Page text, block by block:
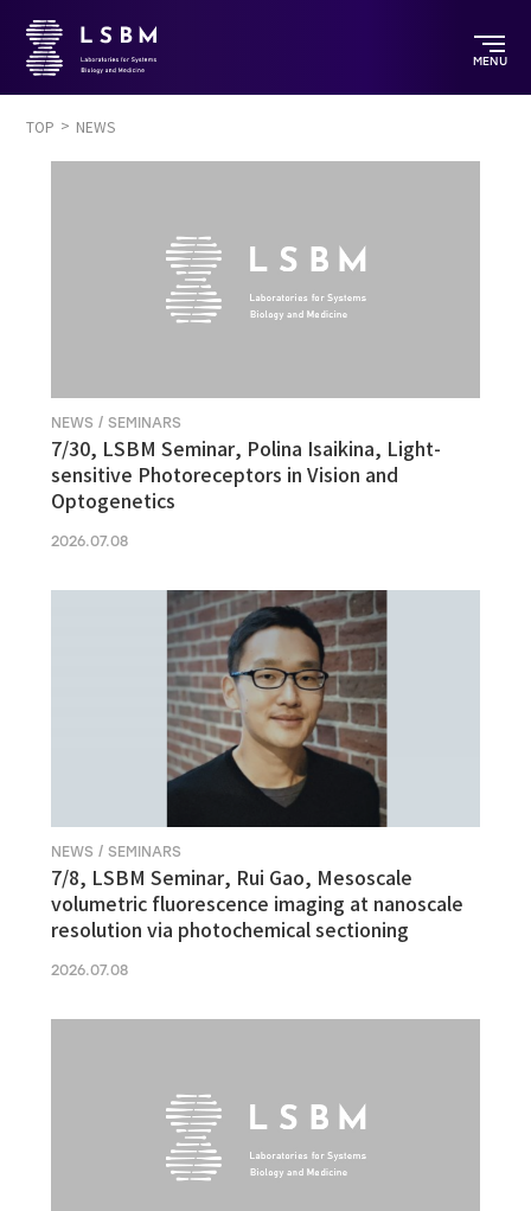
MENU
TOP NEWS
NEWS / SEMINARS
7/30, LSBM Seminar, Polina Isaikina, Light-
sensitive Photoreceptors in Vision and
Optogenetics
2026.07.08
NEWS / SEMINARS
7/8, LSBM Seminar, Rui Gao, Mesoscale
volumetric fluorescence imaging at nanoscale
resolution via photochemical sectioning
2026.07.08